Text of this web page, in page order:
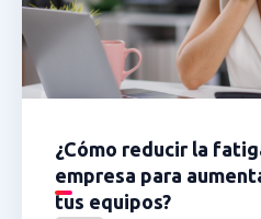
¿Cómo reducir la
empresa para
tus equipos?